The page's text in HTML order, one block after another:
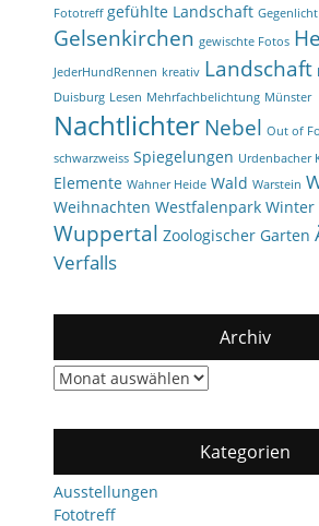
Fototreff gefühlte Landschaft Gegenlicht
Gelsenkirchen gewischte Fotos
JederHundRennen kreativ Landschaft
Duisburg Lesen Mehrfachbelichtung Münster
NachtlichterNebel Out of
schwarzweiss Spiegelungen Urdenbacher
Elemente Wahner Heide Wald Warstein
Weihnachten Westfalenpark Winter
Wuppertal Zoologischer Garten
Verfalls
Archiv
Archiv
Kategorien
Ausstellungen
Fototreff